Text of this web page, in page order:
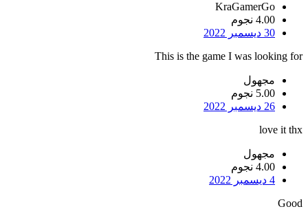
KraGamerGo
4.00 نجوم
30 ديسمبر 2022
This is the game I was looking for
مجهول
5.00 نجوم
26 ديسمبر 2022
love it thx
مجهول
4.00 نجوم
4 ديسمبر 2022
Good